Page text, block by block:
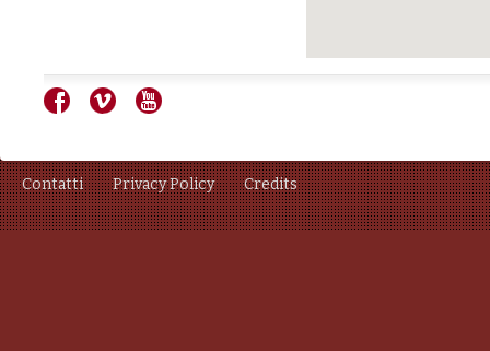
Contatti Privacy Policy Credits